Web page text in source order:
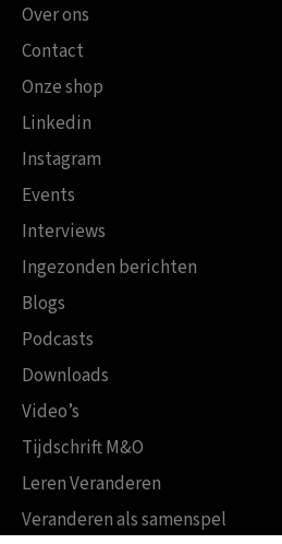
Over ons
Contact
Onze shop
Linkedin
Instagram
Events
Interviews
Ingezonden berichten
Blogs
Podcasts
Downloads
Video’s
Tijdschrift M&O
Leren Veranderen
Veranderen als samenspel